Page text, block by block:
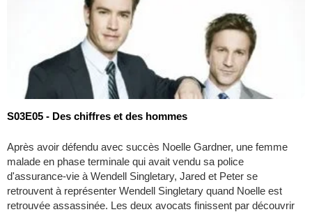
S03E05 - Des chiffres et des hommes
Après avoir défendu avec succès Noelle Gardner, une femme
malade en phase terminale qui avait vendu sa police
d'assurance-vie à Wendell Singletary, Jared et Peter se
retrouvent à représenter Wendell Singletary quand Noelle est
retrouvée assassinée. Les deux avocats finissent par découvrir